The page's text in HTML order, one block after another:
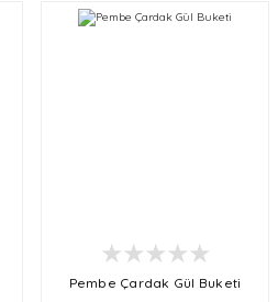
Pembe Çardak Gül Buketi